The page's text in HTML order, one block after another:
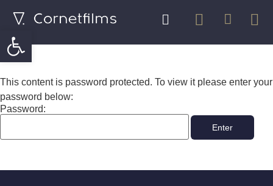
This content is password protected. To view it please enter your
password below:
Password:
Abrir barra de herramientas